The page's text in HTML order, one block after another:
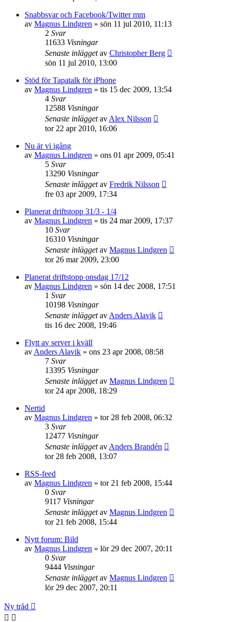
Snabbsvar och Facebook/Twitter mm
av Magnus Lindgren » sön 11 jul 2010, 11:13
2 Svar
11633 Visningar
Senaste inläggetav Christopher Berg
sön 11 jul 2010, 13:00
Stöd för Tapatalk för iPhone
av Magnus Lindgren » tis 15 dec 2009, 13:54
4 Svar
12588 Visningar
Senaste inläggetav Alex Nilsson
tor 22 apr 2010, 16:06
Nu är vi igång
av Magnus Lindgren » ons 01 apr 2009, 05:41
5 Svar
13290 Visningar
Senaste inläggetav Fredrik Nilsson
fre 03 apr 2009, 17:34
Planerat driftstopp 31/3 - 1/4
av Magnus Lindgren » tis 24 mar 2009, 17:37
10 Svar
16310 Visningar
Senaste inläggetav Magnus Lindgren
tor 26 mar 2009, 23:00
Planerat driftstopp onsdag 17/12
av Magnus Lindgren » sön 14 dec 2008, 17:51
1 Svar
10198 Visningar
Senaste inläggetav Anders Alavik
tis 16 dec 2008, 19:46
Flytt av server i kväll
av Anders Alavik » ons 23 apr 2008, 08:58
7 Svar
13395 Visningar
Senaste inläggetav Magnus Lindgren
tor 24 apr 2008, 18:29
Nertid
av Magnus Lindgren » tor 28 feb 2008, 06:32
3 Svar
12477 Visningar
Senaste inläggetav Anders Brandén
tor 28 feb 2008, 13:07
RSS-feed
av Magnus Lindgren » tor 21 feb 2008, 15:44
0 Svar
9117 Visningar
Senaste inläggetav Magnus Lindgren
tor 21 feb 2008, 15:44
Nytt forum: Bild
av Magnus Lindgren » lör 29 dec 2007, 20:11
0 Svar
9444 Visningar
Senaste inläggetav Magnus Lindgren
lör 29 dec 2007, 20:11
Ny tråd